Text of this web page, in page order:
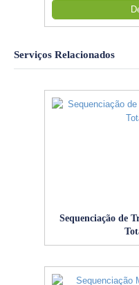
Serviços Relacionados
Sequenciação de